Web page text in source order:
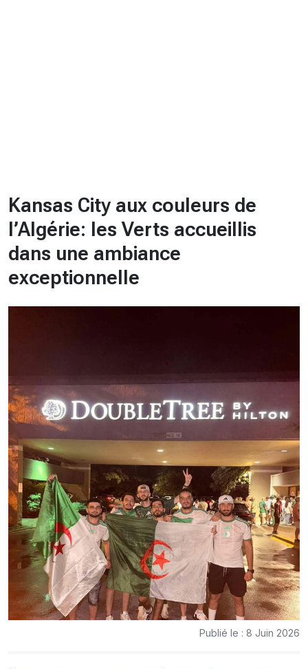
Kansas City aux couleurs de
l’Algérie: les Verts accueillis
dans une ambiance
exceptionnelle
Publié le : 8 Juin 2026